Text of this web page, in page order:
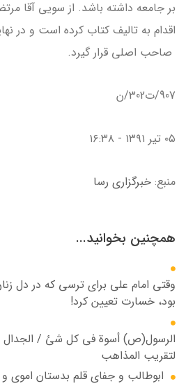
بر جامعه داشته باشد. از سویی آقا
اقدام به تالیف کتاب کرده است و در
صاحب اصلی قرار گیرد.
907/ت302/ن
۰۵ تير ۱۳۹۱ - ۱۶:۳۸
منبع: خبرگزاری رسا
همچنین بخوانید...
وقتی امام علی برای ترسی که در دل
بود، خسارت تعیین کرد!
الرسول(ص) أسوة في کل شئ /
لتقریب المذاهب
ابوطالب و جفای قلم بدستان اموی